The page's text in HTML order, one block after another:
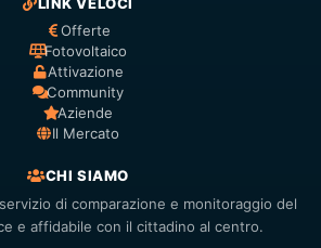
LINK VELOCI
Offerte
Fotovoltaico
Attivazione
Community
Aziende
Il Mercato
CHI SIAMO
di comparazione e monitoraggio del
e affidabile con il cittadino al centro.